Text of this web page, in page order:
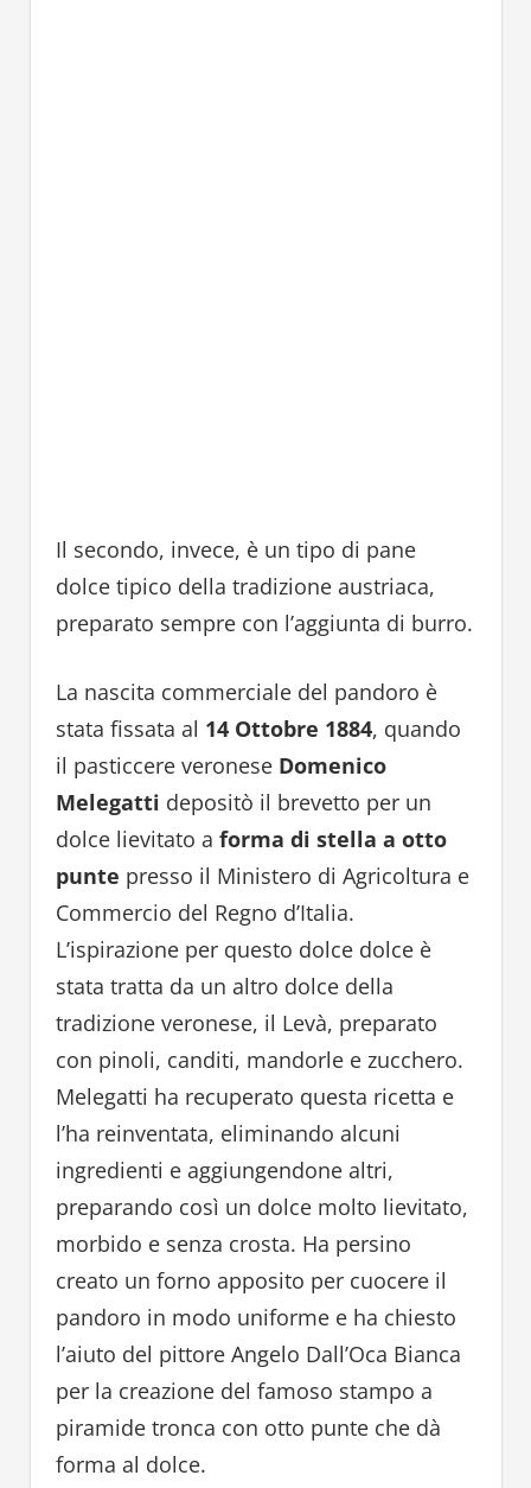
Il secondo, invece, è un tipo di pane
dolce tipico della tradizione austriaca,
preparato sempre con l’aggiunta di burro.
La nascita commerciale del pandoro è
stata fissata al 14 Ottobre 1884, quando
il pasticcere veronese Domenico
Melegatti depositò il brevetto per un
dolce lievitato a forma di stella a otto
punte presso il Ministero di Agricoltura e
Commercio del Regno d’Italia.
L’ispirazione per questo dolce dolce è
stata tratta da un altro dolce della
tradizione veronese, il Levà, preparato
con pinoli, canditi, mandorle e zucchero.
Melegatti ha recuperato questa ricetta e
l’ha reinventata, eliminando alcuni
ingredienti e aggiungendone altri,
preparando così un dolce molto lievitato,
morbido e senza crosta. Ha persino
creato un forno apposito per cuocere il
pandoro in modo uniforme e ha chiesto
l’aiuto del pittore Angelo Dall’Oca Bianca
per la creazione del famoso stampo a
piramide tronca con otto punte che dà
forma al dolce.